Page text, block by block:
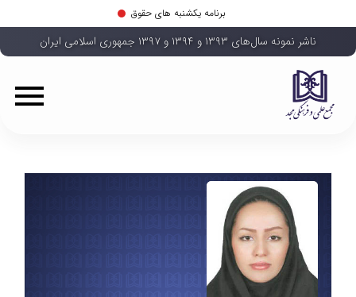
برنامه یکشنبه های حقوق
ناشر نمونه سال‌های ۱۳۹۳ و ۱۳۹۴ و ۱۳۹۷ جمهوری اسلامی ایران